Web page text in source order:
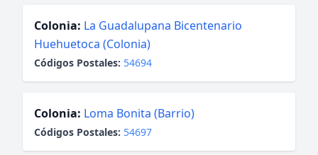
Colonia: La Guadalupana Bicentenario
Huehuetoca (Colonia)
Códigos Postales: 54694
Colonia: Loma Bonita (Barrio)
Códigos Postales: 54697